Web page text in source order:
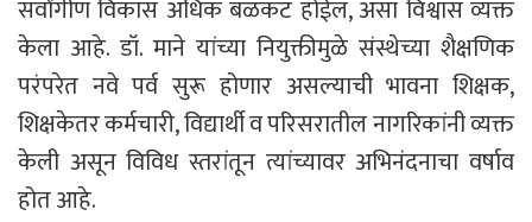
सर्वांगीण विकास अधिक बळकट होईल, असा विश्वास व्यक्त
केला आहे. डॉ. माने यांच्या नियुक्तीमुळे संस्थेच्या शैक्षणिक
परंपरेत नवे पर्व सुरू होणार असल्याची भावना शिक्षक,
शिक्षकेतर कर्मचारी, विद्यार्थी व परिसरातील नागरिकांनी व्यक्त
केली असून विविध स्तरांतून त्यांच्यावर अभिनंदनाचा वर्षाव
होत आहे.